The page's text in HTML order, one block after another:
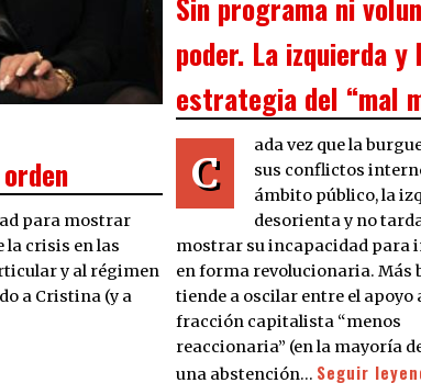
para mostrar
crisis en las
y al régimen
a Cristina (y a
poder. La izquierda y
estrategia del “mal
C
ada vez que la
sus conflictos
ámbito público, la
desorienta y no
mostrar su incapacidad para
en forma revolucionaria. Más
tiende a oscilar entre el apoyo
fracción capitalista “menos
reaccionaria” (en la mayoría
una abstención… Seguir